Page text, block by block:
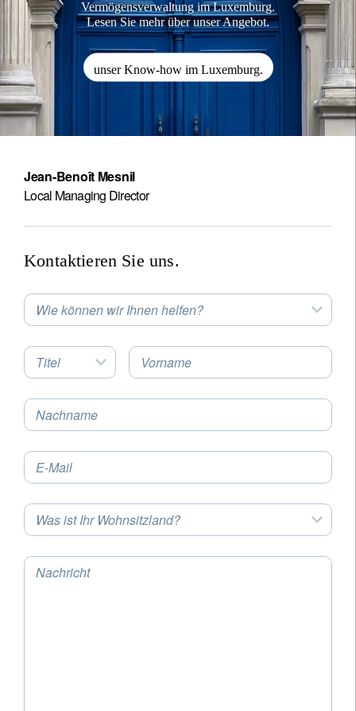
Vermögensverwaltung im Luxemburg.
Lesen Sie mehr über unser Angebot.
unser Know-how im Luxemburg.
Jean-Benoît Mesnil
Local Managing Director
Kontaktieren Sie uns.
Wie können wir Ihnen helfen?
Titel Vorname
Nachname
E-Mail
Was ist Ihr Wohnsitzland?
Nachricht